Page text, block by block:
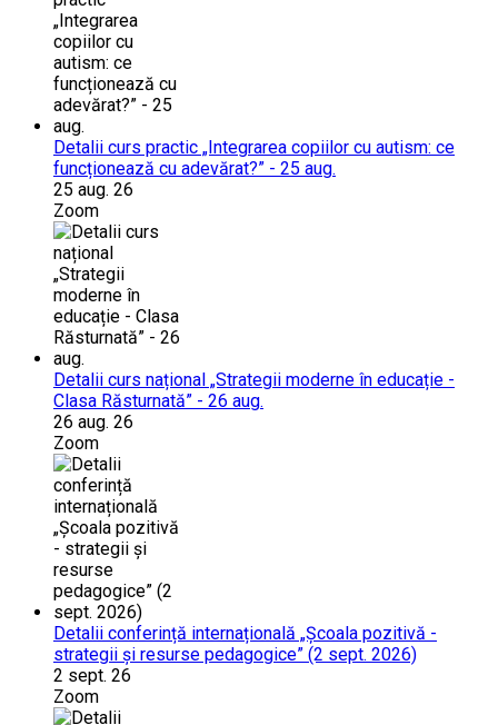
Detalii curs practic „Integrarea copiilor cu autism: ce
funcționează cu adevărat?” - 25 aug.
25 aug. 26
Zoom
Detalii curs național „Strategii moderne în educație -
Clasa Răsturnată” - 26 aug.
26 aug. 26
Zoom
Detalii conferință internațională „Școala pozitivă -
strategii și resurse pedagogice” (2 sept. 2026)
2 sept. 26
Zoom